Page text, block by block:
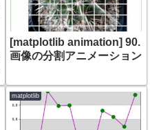
[matplotlib animation] 90.
画像の分割アニメーション
matplotlib